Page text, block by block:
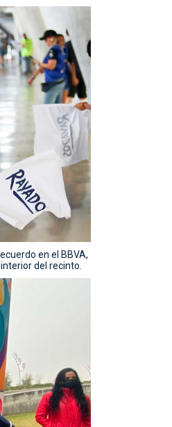
en el BBVA,
del recinto.